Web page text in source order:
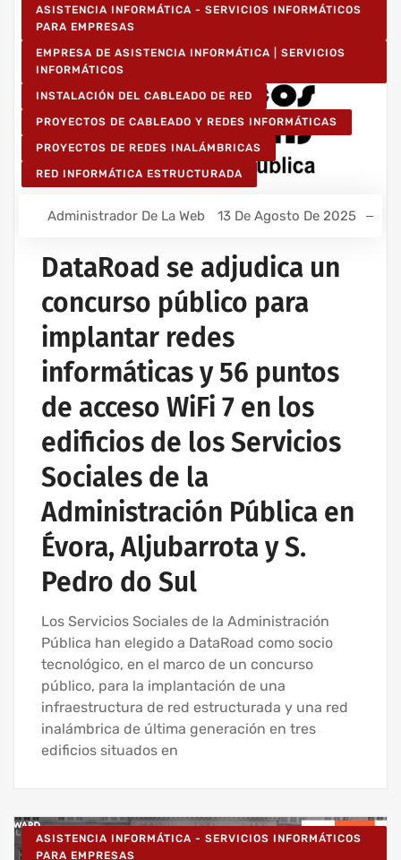
ASISTENCIA INFORMÁTICA - SERVICIOS INFORMÁTICOS
PARA EMPRESAS
EMPRESA DE ASISTENCIA INFORMÁTICA | SERVICIOS
INFORMÁTICOS
INSTALACIÓN DEL CABLEADO DE RED
PROYECTOS DE CABLEADO Y REDES INFORMÁTICAS
PROYECTOS DE REDES INALÁMBRICAS
RED INFORMÁTICA ESTRUCTURADA
Administrador De La Web 13 De Agosto De 2025
DataRoad se adjudica un
concurso público para
implantar redes
informáticas y 56 puntos
de acceso WiFi 7 en los
edificios de los Servicios
Sociales de la
Administración Pública en
Évora, Aljubarrota y S.
Pedro do Sul
Los Servicios Sociales de la Administración
Pública han elegido a DataRoad como socio
tecnológico, en el marco de un concurso
público, para la implantación de una
infraestructura de red estructurada y una red
inalámbrica de última generación en tres
edificios situados en
ASISTENCIA INFORMÁTICA - SERVICIOS INFORMÁTICOS
PARA EMPRESAS